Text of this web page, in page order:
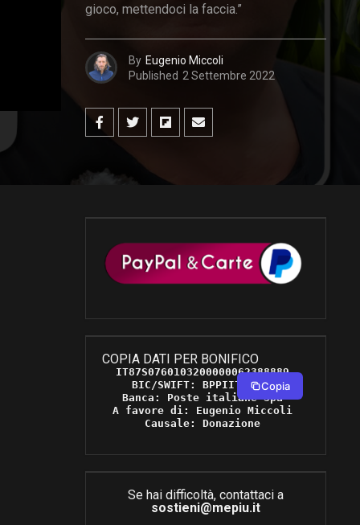
gioco, mettendoci la faccia.”
By Eugenio Miccoli
Published 2 Settembre 2022
COPIA DATI PER BONIFICO
IT87S0760103200000062388889
BIC/SWIFT: BPPIITRRXXX
Banca: Poste italiane Spa
A favore di: Eugenio Miccoli
Causale: Donazione
Copia
Se hai difficoltà, contattaci a
sostieni@mepiu.it